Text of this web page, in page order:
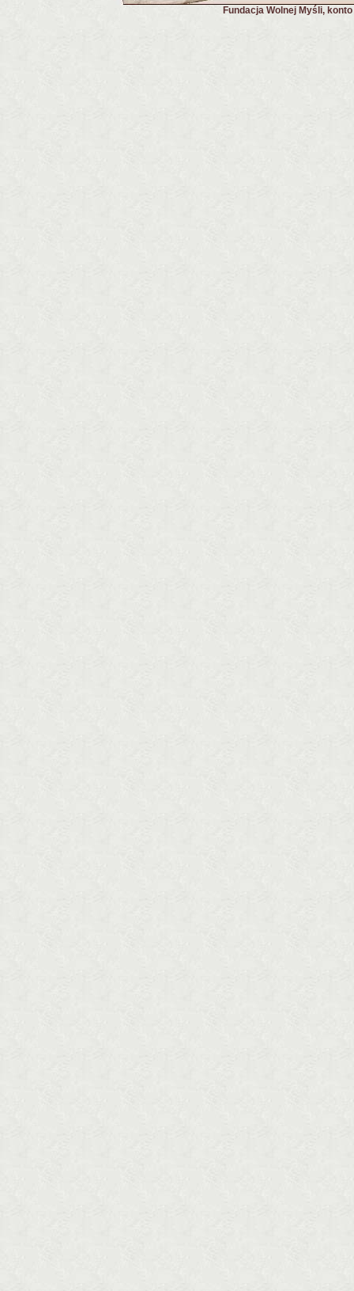
Fundacja Wolnej Myśli,